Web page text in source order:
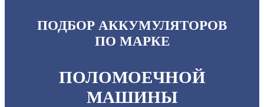
ПОДБОР АККУМУЛЯТОРОВ
ПО МАРКЕ
ПОЛОМОЕЧНОЙ
МАШИНЫ